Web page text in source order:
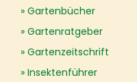
Gartenbücher
Gartenratgeber
Gartenzeitschrift
Insektenführer